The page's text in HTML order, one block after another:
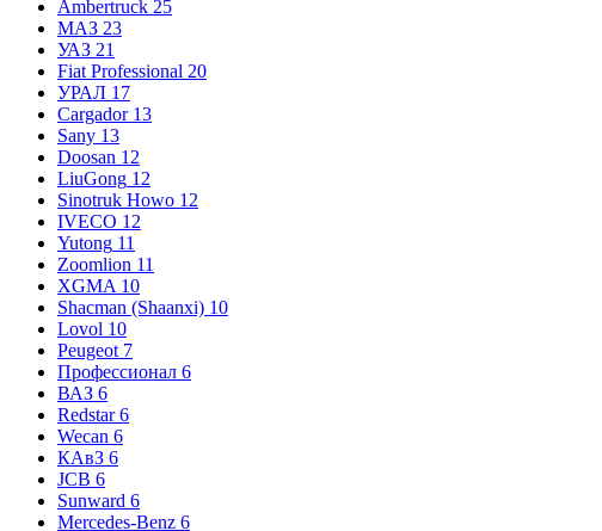
Ambertruck 25
МАЗ 23
УАЗ 21
Fiat Professional 20
УРАЛ 17
Cargador 13
Sany 13
Doosan 12
LiuGong 12
Sinotruk Howo 12
IVECO 12
Yutong 11
Zoomlion 11
XGMA 10
Shacman (Shaanxi) 10
Lovol 10
Peugeot 7
Профессионал 6
ВАЗ 6
Redstar 6
Wecan 6
КАвЗ 6
JCB 6
Sunward 6
Mercedes-Benz 6